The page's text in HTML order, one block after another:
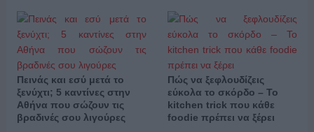
Πεινάς και εσύ μετά το
ξενύχτι; 5 καντίνες στην
Αθήνα που σώζουν τις
βραδινές σου λιγούρες
Πώς να ξεφλουδίζεις
εύκολα το σκόρδο – Το
kitchen trick που κάθε
foodie πρέπει να ξέρει